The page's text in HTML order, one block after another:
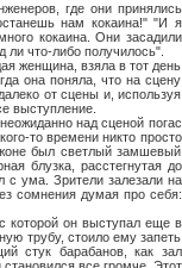
где они принялись
нам кокаина!" "И я
кокаина. Они засадили
что-либо получилось".
женщина, взяла в тот день
она поняла, что на сцену
от сцены и, используя
выступление.
над сценой погас
то времени никто просто
был светлый замшевый
блузка, расстегнутая до
с ума. Зрители залезали на
сомнения думая про себя:
он выступал еще в
трубу, стоило ему запеть
стук барабанов, как зал